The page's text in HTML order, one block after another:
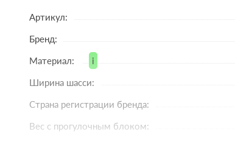
Обзорное окно.
Угол наклона спинки: от 106° до 169°.
Подножка: регулируется в 3 положениях,
Защита: 5-ти точечные ремни
Колеса: PU, на подшипниках (диаметр
Амортизаторы передних и задних колес.
Артикул:
Бренд:
Материал:
i
Ширина шасси:
Страна регистрации бренда:
Вес с прогулочным блоком: